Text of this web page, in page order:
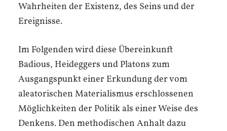
Wahrheiten der Existenz, des Seins und der
Ereignisse.
Im Folgenden wird diese Übereinkunft
Badious, Heideggers und Platons zum
Ausgangspunkt einer Erkundung der vom
aleatorischen Materialismus erschlossenen
Möglichkeiten der Politik als einer Weise des
Denkens. Den methodischen Anhalt dazu